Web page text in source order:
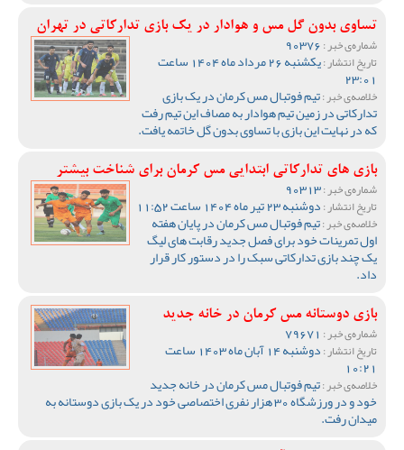
تساوی بدون گل مس و هوادار در یک بازی تدارکاتی در تهران
شماره‌ی خبر :
تاریخ انتشار : یکشنبه 26 مرداد ماه 1404 ساعت
23:01
خلاصه‌ی خبر :تیم فوتبال مس کرمان در یک بازی
تدارکاتی در زمین تیم هوادار به مصاف این تیم رفت
که در نهایت این بازی با تساوی بدون گل خاتمه یافت.
بازی های تدارکاتی ابتدایی مس کرمان برای شناخت بیشتر
شماره‌ی خبر :
تاریخ انتشار :دوشنبه 23 تیر ماه 1404 ساعت 11:52
خلاصه‌ی خبر :تیم فوتبال مس کرمان در پایان هفته
اول تمرینات خود برای فصل جدید رقابت های لیگ
یک چند بازی تدارکاتی سبک را در دستور کار قرار
داد.
بازی دوستانه مس کرمان در خانه جدید
شماره‌ی خبر :
تاریخ انتشار : دوشنبه 14 آبان ماه 1403 ساعت
10:21
خلاصه‌ی خبر :تیم فوتبال مس کرمان در خانه جدید
خود و در ورزشگاه 30 هزار نفری اختصاصی خود در یک بازی دوستانه به
میدان رفت.